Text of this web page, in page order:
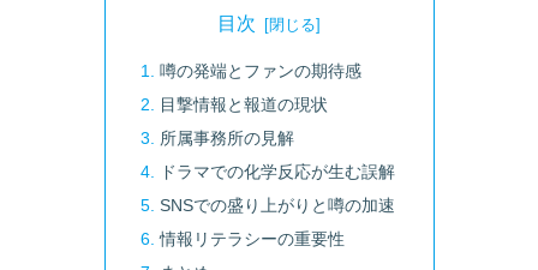
目次
噂の発端とファンの期待感
目撃情報と報道の現状
所属事務所の見解
ドラマでの化学反応が生む誤解
SNSでの盛り上がりと噂の加速
情報リテラシーの重要性